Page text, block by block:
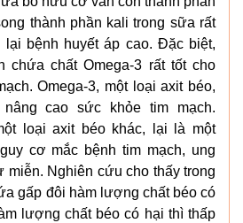
thành phần kali trong sữa rất
lại bệnh huyết áp cao. Đặc biệt,
chất Omega-3 rất tốt cho
Omega-3, một loại axit béo,
cao sức khỏe tim mạch.
loại axit béo khác, lại là một
cơ mắc bệnh tim mạch, ung
miễn. Nghiên cứu cho thấy trong
gấp đôi hàm lượng chất béo có
lượng chất béo có hại thì thấp